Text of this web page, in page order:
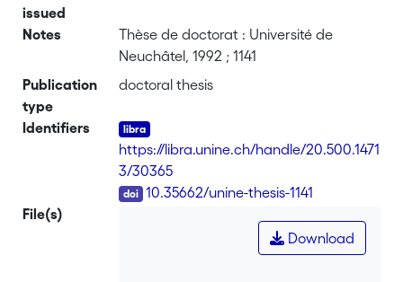
issued
Notes
Thèse de doctorat : Université de
Neuchâtel, 1992 ; 1141
Publication
type
doctoral thesis
Identifiers
https://libra.unine.ch/handle/20.500.1471
3/30365
10.35662/unine-thesis-1141
File(s)
Download